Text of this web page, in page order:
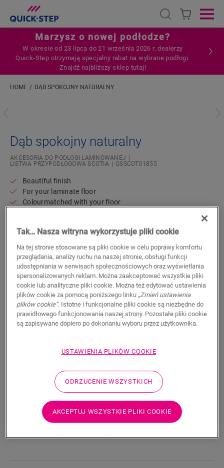
Open search
Marzysz o nowej podłodze?
W okresie od 23 lipca do 21 września 2026 r. dealerzy
Quick‑Step otrzymają specjalny rabat na wybrane podłogi.
Znajdź najbliższy sklep tutaj!
HOME DĄB SPOKOJNY NATURALNY
Dąb spokojny naturalny
AKCESORIA DO PODŁOGI LAMINOWANEJ
LISTWA PRZYPODŁOGOWA SCOTIA
QSSCOT01855
Beautiful finish
For your laminate floor
Colourmatched with your floor
11,50PLN/m
Sugerowana cena brutto
WYSZUKAJ
dopasowana do koloru podłogi. Listwa przypodłogowa może
być również przydatna jako wykończenie w połączeniu z
istniejącymi listwami. Łatwy montaż za pomocą kleju One4All.
Aby uzyskać wodoszczelne wykończenie, można połączyć ją z
paskami piankowymi Foamstrip, Hydrokit i Hydrostrip. Listwa
przypodłogowa Scotia dostępna jest również w białej wersji
Tak… Nasza witryna wykorzystuje pliki cookie
Na tej stronie stosowane są pliki cookie w celu poprawy komfortu
przeglądania, analizy ruchu na naszej stronie, obsługi funkcji
udostępniania w serwisach społecznościowych oraz wyświetlania
spersonalizowanych reklam. Można zaakceptować wszystkie pliki
cookie lub analityczne pliki cookie. Można też edytować ustawienia
plików cookie za pomocą poniższego linku „Zmień ustawienia
plików cookie”. Istotne i funkcjonalne pliki cookie są niezbędne do
prawidłowego funkcjonowania naszej strony. Pozostałe pliki cookie
są zapisywane dopiero po dokonaniu wyboru przez użytkownika.
USTAWIENIA PLIKÓW COOKIE
ODRZUCENIE WSZYSTKICH
AKCEPTUJ WSZYSTKIE PLIKI COOKIE